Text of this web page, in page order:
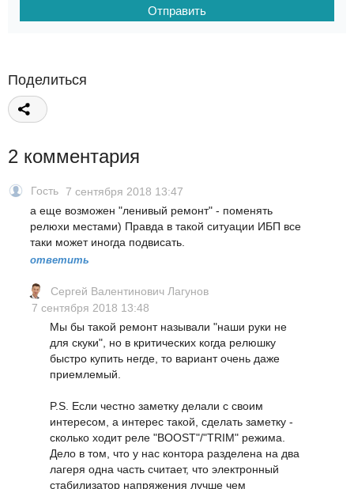
Поделиться
2 комментария
Гость 7 сентября 2018 13:47
а еще возможен "ленивый ремонт" - поменять
релюхи местами) Правда в такой ситуации ИБП все
таки может иногда подвисать.
ответить
Сергей Валентинович Лагунов
7 сентября 2018 13:48
Мы бы такой ремонт называли "наши руки не
для скуки", но в критических когда релюшку
быстро купить негде, то вариант очень даже
приемлемый.
P.S. Если честно заметку делали с своим
интересом, а интерес такой, сделать заметку -
сколько ходит реле "BOOST"/"TRIM" режима.
Дело в том, что у нас контора разделена на два
лагеря одна часть считает, что электронный
стабилизатор напряжения лучше чем